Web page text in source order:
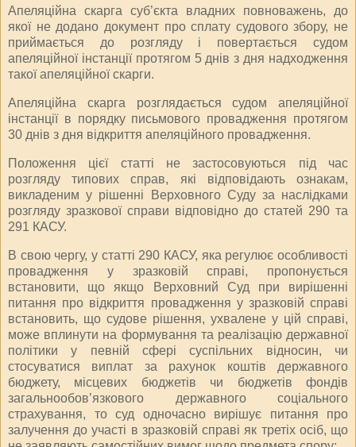
Апеляційна скарга суб’єкта владних повноважень, до
якої не додано документ про сплату судового збору, не
приймається до розгляду і повертається судом
апеляційної інстанції протягом 5 днів з дня надходження
такої апеляційної скарги.
Апеляційна скарга розглядається судом апеляційної
інстанції в порядку письмового провадження протягом
30 днів з дня відкриття апеляційного провадження.
Положення цієї статті не застосовуються під час
розгляду типових справ, які відповідають ознакам,
викладеним у рішенні Верховного Суду за наслідками
розгляду зразкової справи відповідно до статей 290 та
291 КАСУ.
В свою чергу, у статті 290 КАСУ, яка регулює особливості
провадження у зразковій справі, пропонується
встановити, що якщо Верховний Суд при вирішенні
питання про відкриття провадження у зразковій справі
встановить, що судове рішення, ухвалене у цій справі,
може вплинути на формування та реалізацію державної
політики у певній сфері суспільних відносин, чи
стосуватися виплат за рахунок коштів державного
бюджету, місцевих бюджетів чи бюджетів фондів
загальнообов’язкового державного соціального
страхування, то суд одночасно вирішує питання про
залучення до участі в зразковій справі як третіх осіб, що